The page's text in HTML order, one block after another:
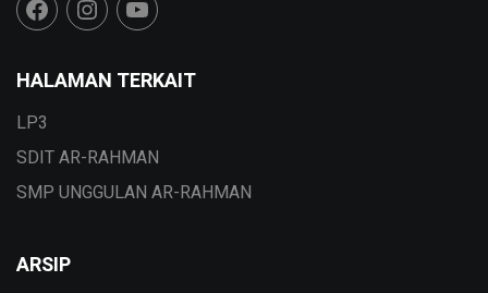
HALAMAN TERKAIT
LP3
SDIT AR-RAHMAN
SMP UNGGULAN AR-RAHMAN
ARSIP